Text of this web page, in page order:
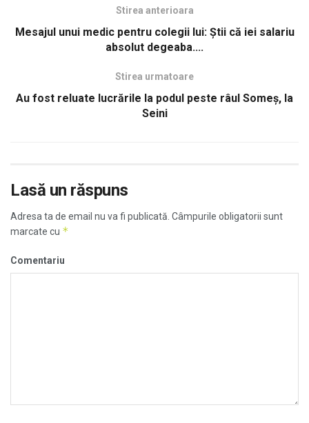
Stirea anterioara
Mesajul unui medic pentru colegii lui: Știi că iei salariu
absolut degeaba....
Stirea urmatoare
Au fost reluate lucrările la podul peste râul Someș, la
Seini
Lasă un răspuns
Adresa ta de email nu va fi publicată. Câmpurile obligatorii sunt
marcate cu *
Comentariu